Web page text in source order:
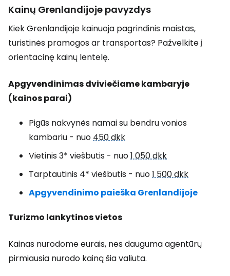
Kainų Grenlandijoje pavyzdys
Kiek Grenlandijoje kainuoja pagrindinis maistas,
turistinės pramogos ar transportas? Pažvelkite į
orientacinę kainų lentelę.
Apgyvendinimas dviviečiame kambaryje
(kainos parai)
Pigūs nakvynės namai su bendru vonios
kambariu - nuo450 dkk
Vietinis 3* viešbutis - nuo1 050 dkk
Tarptautinis 4* viešbutis - nuo1 500 dkk
Apgyvendinimo paieška Grenlandijoje
Turizmo lankytinos vietos
Kainas nurodome eurais, nes dauguma agentūrų
pirmiausia nurodo kainą šia valiuta.